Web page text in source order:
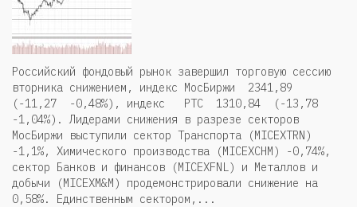
Российский фондовый рынок завершил торговую сессию
вторника снижением, индекс МосБиржи 2341,89
(-11,27 -0,48%), индекс РТС 1310,84 (-13,78
-1,04%). Лидерами снижения в разрезе секторов
МосБиржи выступили сектор Транспорта (MICEXTRN)
-1,1%, Химического производства (MICEXCHM) -0,74%,
сектор Банков и финансов (MICEXFNL) и Металлов и
добычи (MICEXM&M) продемонстрировали снижение на
0,58%. Единственным сектором,...